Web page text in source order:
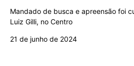
Mandado de busca e apreensão foi
Luiz Gilli, no Centro
21 de junho de 2024